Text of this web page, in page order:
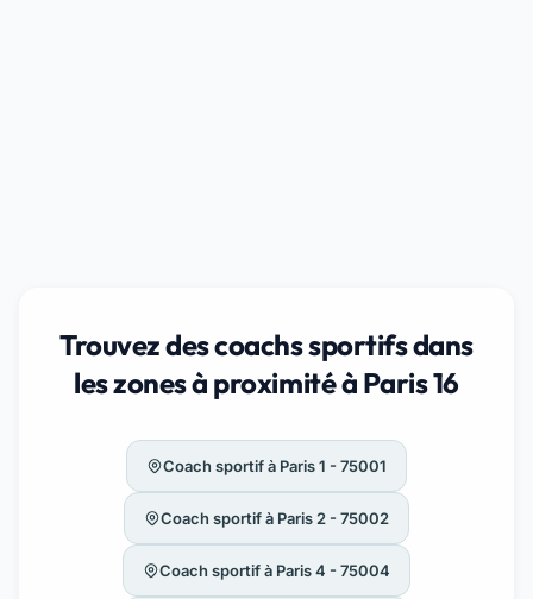
Trouvez des coachs sportifs dans
les zones à proximité à Paris 16
Coach sportif à Paris 1 - 75001
Coach sportif à Paris 2 - 75002
Coach sportif à Paris 4 - 75004